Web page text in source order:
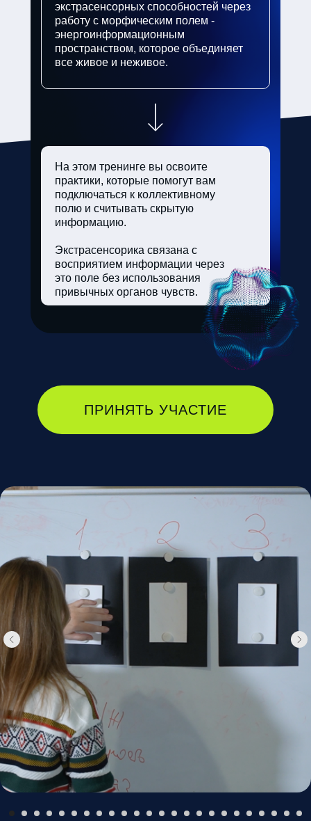
ПРИНЯТЬ УЧАСТИЕ
На этом тренинге вы освоите
практики, которые помогут вам
подключаться к коллективному
полю и считывать скрытую
информацию.
Экстрасенсорика связана с
восприятием информации через
это поле без использования
привычных органов чувств.
экстрасенсорных способностей через
работу с морфическим полем -
энергоинформационным
пространством, которое объединяет
все живое и неживое.